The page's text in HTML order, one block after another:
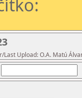
Upload: O.A. Matú